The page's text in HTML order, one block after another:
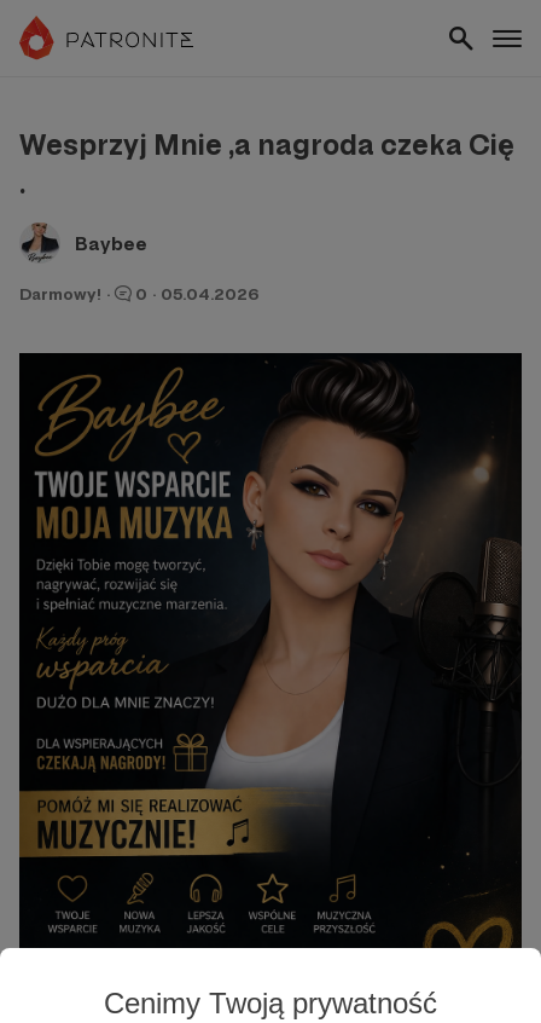
Cenimy Twoją prywatność
Wesprzyj Mnie ,a nagroda czeka Cię
.
Baybee
Darmowy! · 0 · 05.04.2026